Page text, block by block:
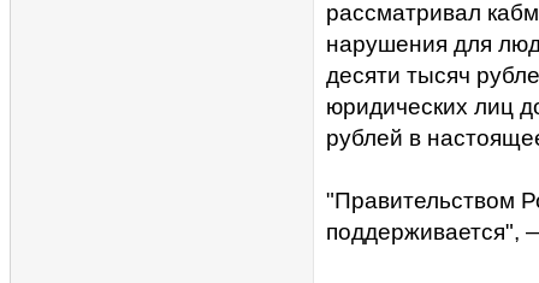
рассматривал
нарушения для
десяти тысяч
юридических лиц
рублей в
"Правительством
поддерживается",